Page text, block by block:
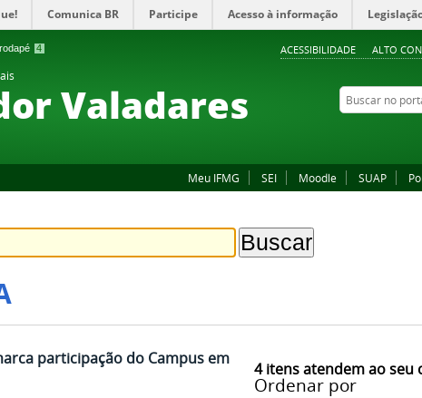
4 ACESSIBILIDADE ALTO
Comunica BR Participe Acesso à informação
Valadares Buscar no portal
Meu IFMG SEI Moodle SUAP
4itens atendem ao seu
Ordenar por
participação do Campus em